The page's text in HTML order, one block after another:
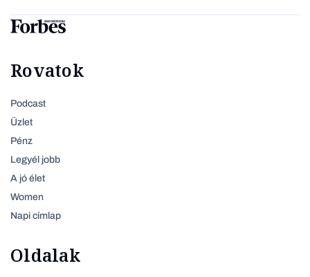
Rovatok
Podcast
Üzlet
Pénz
Legyél jobb
A jó élet
Women
Napi címlap
Oldalak